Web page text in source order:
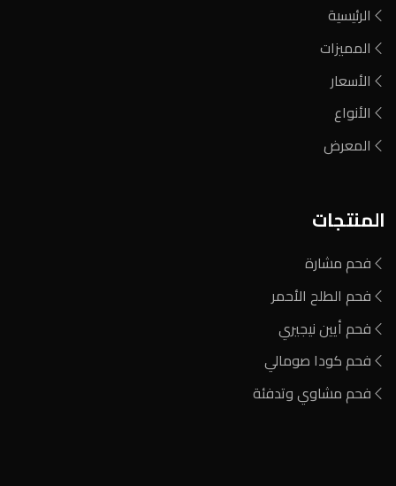
الرئيسية
المميزات
الأسعار
الأنواع
المعرض
المنتجات
فحم مشارة
فحم الطلح الأحمر
فحم أيين نيجيري
فحم كودا صومالي
فحم مشاوي وتدفئة